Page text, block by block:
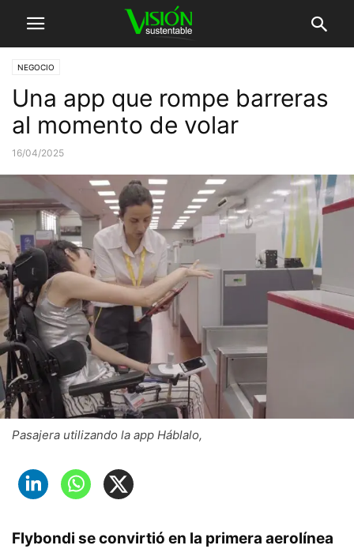
NEGOCIO
Una app que rompe barreras
al momento de volar
16/04/2025
Pasajera utilizando la app Háblalo,
Flybondi se convirtió en la primera aerolínea